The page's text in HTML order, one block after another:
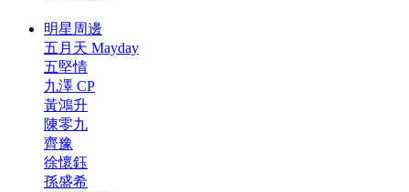
明星周邊
五月天 Mayday
五堅情
九澤 CP
黃鴻升
陳零九
齊豫
徐懷鈺
孫盛希